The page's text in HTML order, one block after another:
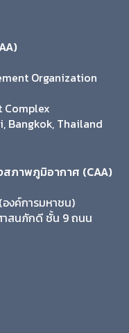
Organization
Complex
Bangkok, Thailand
ภาพภูมิอากาศ (CAA)
องค์การมหาชน)
าสนภักดี ชั้น 9 ถนน